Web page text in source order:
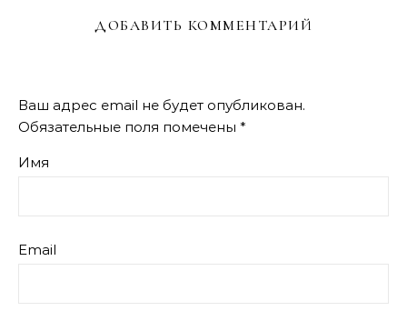
ДОБАВИТЬ КОММЕНТАРИЙ
Ваш адрес email не будет опубликован.
Обязательные поля помечены *
Имя
Email